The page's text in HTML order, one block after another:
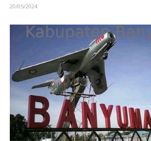
20/05/2024